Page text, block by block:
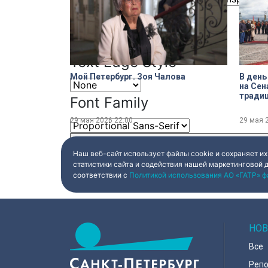
Font Size
Text Edge Style
Font Family
Reset
Close Modal Dialog
End of dialog window.
Мой Петербург. Зоя Чалова
29 мая 202622:00
В
на
29 мая
Наш веб-сайт использует файлы cookie и сохраняет
статистики сайта и содействия нашей
соответствии с Политикой использования АО «ГАТР»
Все